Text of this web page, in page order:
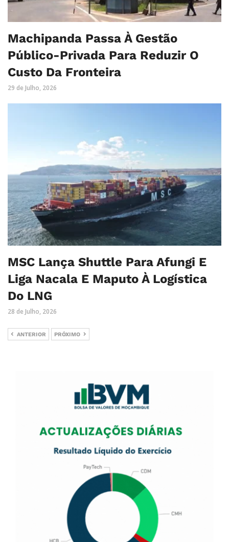
Machipanda Passa À Gestão
Público-Privada Para Reduzir O
Custo Da Fronteira
29 de Julho, 2026
MSC Lança Shuttle Para Afungi E
Liga Nacala E Maputo À Logística
Do LNG
28 de Julho, 2026
ANTERIOR PRÓXIMO